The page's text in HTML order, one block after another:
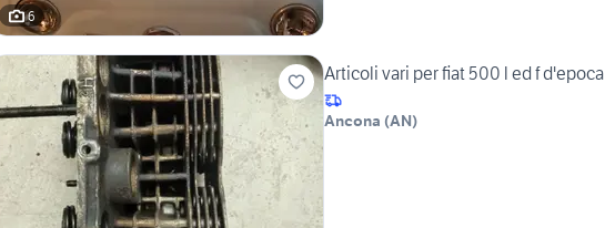
6
Articoli vari per fiat 500 l ed f d'epoca
Ancona (AN)